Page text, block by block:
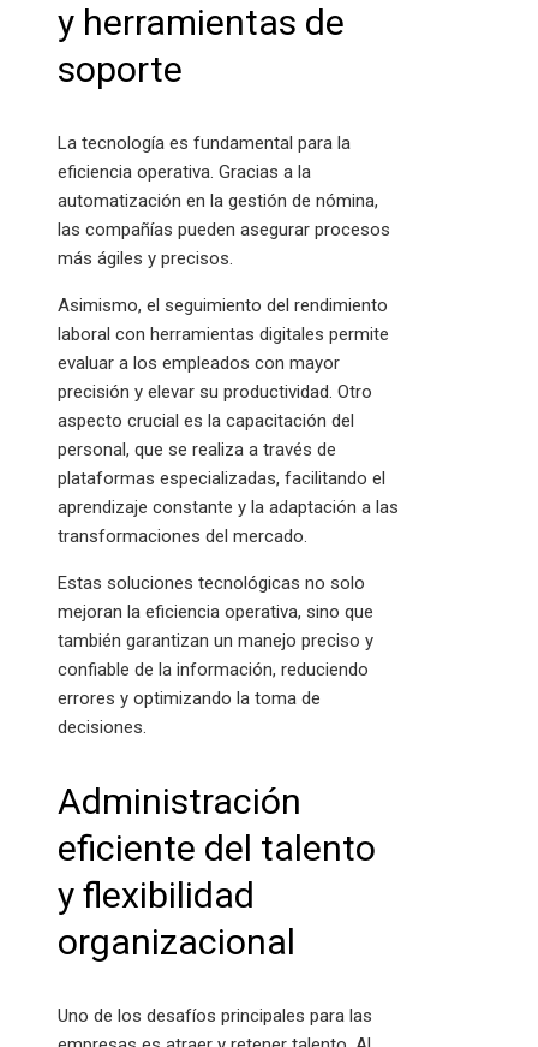
y herramientas de
soporte
La tecnología es fundamental para la
eficiencia operativa. Gracias a la
automatización en la gestión de nómina,
las compañías pueden asegurar procesos
más ágiles y precisos.
Asimismo, el seguimiento del rendimiento
laboral con herramientas digitales permite
evaluar a los empleados con mayor
precisión y elevar su productividad. Otro
aspecto crucial es la capacitación del
personal, que se realiza a través de
plataformas especializadas, facilitando el
aprendizaje constante y la adaptación a las
transformaciones del mercado.
Estas soluciones tecnológicas no solo
mejoran la eficiencia operativa, sino que
también garantizan un manejo preciso y
confiable de la información, reduciendo
errores y optimizando la toma de
decisiones.
Administración
eficiente del talento
y flexibilidad
organizacional
Uno de los desafíos principales para las